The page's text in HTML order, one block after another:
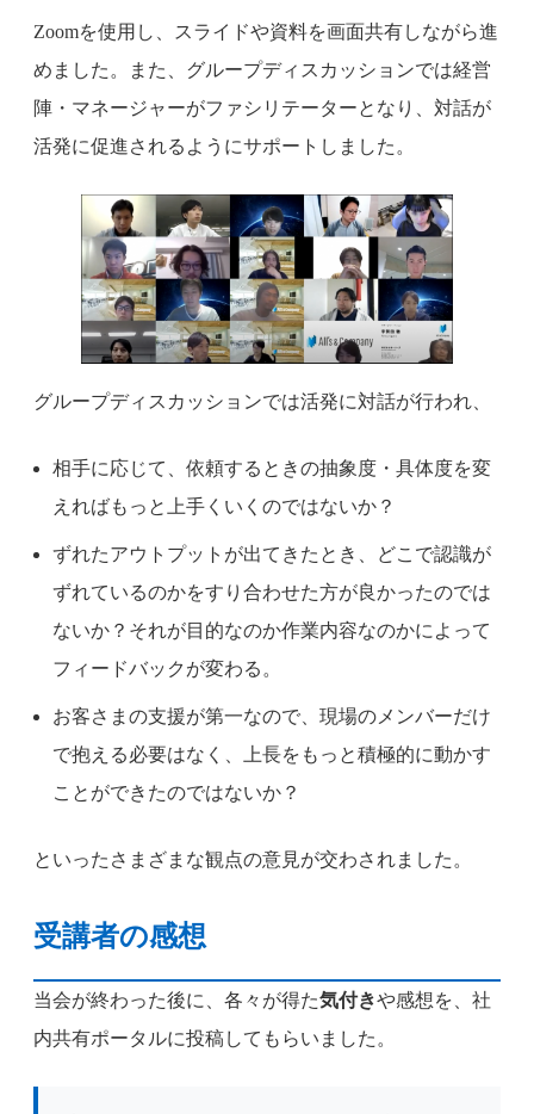
Zoomを使用し、スライドや資料を画面共有しながら進
めました。また、グループディスカッションでは経営
陣・マネージャーがファシリテーターとなり、対話が
活発に促進されるようにサポートしました。
グループディスカッションでは活発に対話が行われ、
相手に応じて、依頼するときの抽象度・具体度を変
えればもっと上手くいくのではないか？
ずれたアウトプットが出てきたとき、どこで認識が
ずれているのかをすり合わせた方が良かったのでは
ないか？それが目的なのか作業内容なのかによって
フィードバックが変わる。
お客さまの支援が第一なので、現場のメンバーだけ
で抱える必要はなく、上長をもっと積極的に動かす
ことができたのではないか？
といったさまざまな観点の意見が交わされました。
受講者の感想
当会が終わった後に、各々が得た気付きや感想を、社
内共有ポータルに投稿してもらいました。